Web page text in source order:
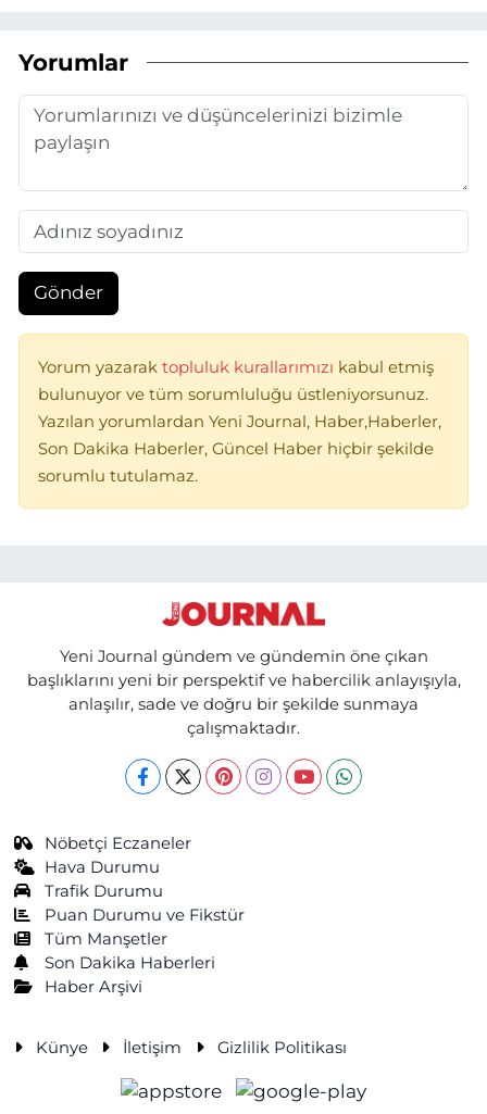
Yorumlar
Gönder
Yorum yazarak topluluk kurallarımızı kabul etmiş
bulunuyor ve tüm sorumluluğu üstleniyorsunuz.
Yazılan yorumlardan Yeni Journal, Haber,Haberler,
Son Dakika Haberler, Güncel Haber hiçbir şekilde
sorumlu tutulamaz.
Yeni Journal gündem ve gündemin öne çıkan
başlıklarını yeni bir perspektif ve habercilik anlayışıyla,
anlaşılır, sade ve doğru bir şekilde sunmaya
çalışmaktadır.
Nöbetçi Eczaneler
Hava Durumu
Trafik Durumu
Puan Durumu ve Fikstür
Tüm Manşetler
Son Dakika Haberleri
Haber Arşivi
Künye İletişim Gizlilik Politikası